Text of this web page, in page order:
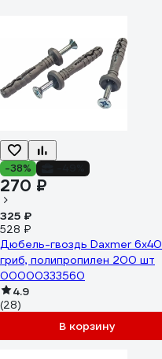
-38%
270 ₽
325 ₽
528 ₽
Дюбель-гвоздь Daxmer 6х40
гриб, полипропилен 200 шт
00000333560
4.9
(28)
В корзину